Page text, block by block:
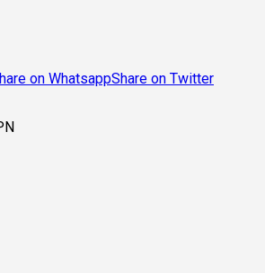
on WhatsappShare on Twitter